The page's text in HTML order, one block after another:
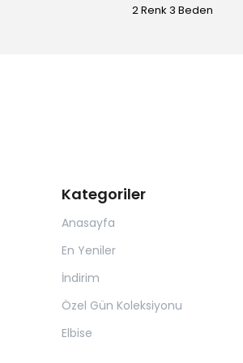
2 Renk 3 Beden
Kategoriler
Anasayfa
En Yeniler
İndirim
Özel Gün Koleksiyonu
Elbise